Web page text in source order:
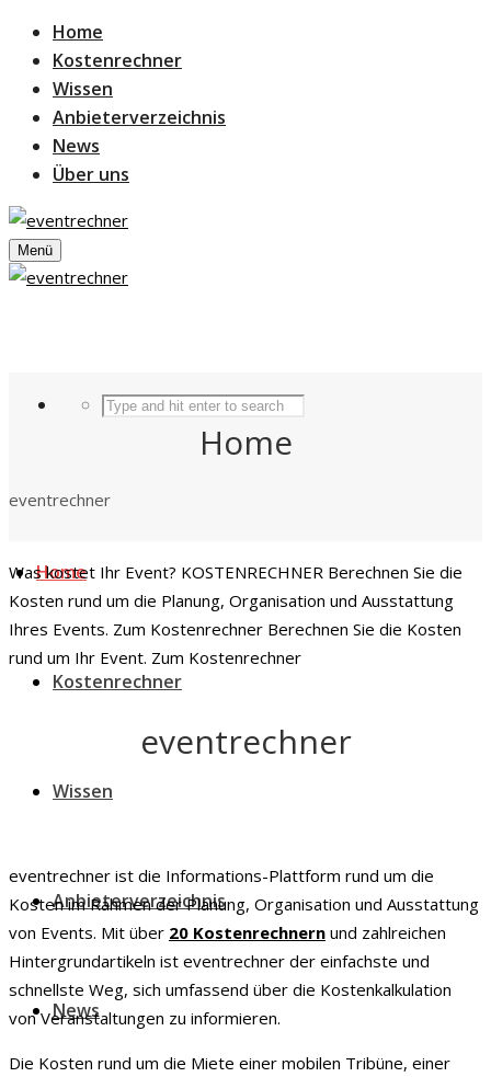
Home
Kostenrechner
Wissen
Anbieterverzeichnis
News
Über uns
Menü
Home
Kostenrechner
Wissen
Anbieterverzeichnis
News
Home
eventrechner
Was kostet Ihr Event? KOSTENRECHNER Berechnen Sie die
Kosten rund um die Planung, Organisation und Ausstattung
Ihres Events. Zum Kostenrechner Berechnen Sie die Kosten
rund um Ihr Event. Zum Kostenrechner
eventrechner
eventrechner ist die Informations-Plattform rund um die
Kosten im Rahmen der Planung, Organisation und Ausstattung
von Events. Mit über 20 Kostenrechnern und zahlreichen
Hintergrundartikeln ist eventrechner der einfachste und
schnellste Weg, sich umfassend über die Kostenkalkulation
von Veranstaltungen zu informieren.
Die Kosten rund um die Miete einer mobilen Tribüne, einer